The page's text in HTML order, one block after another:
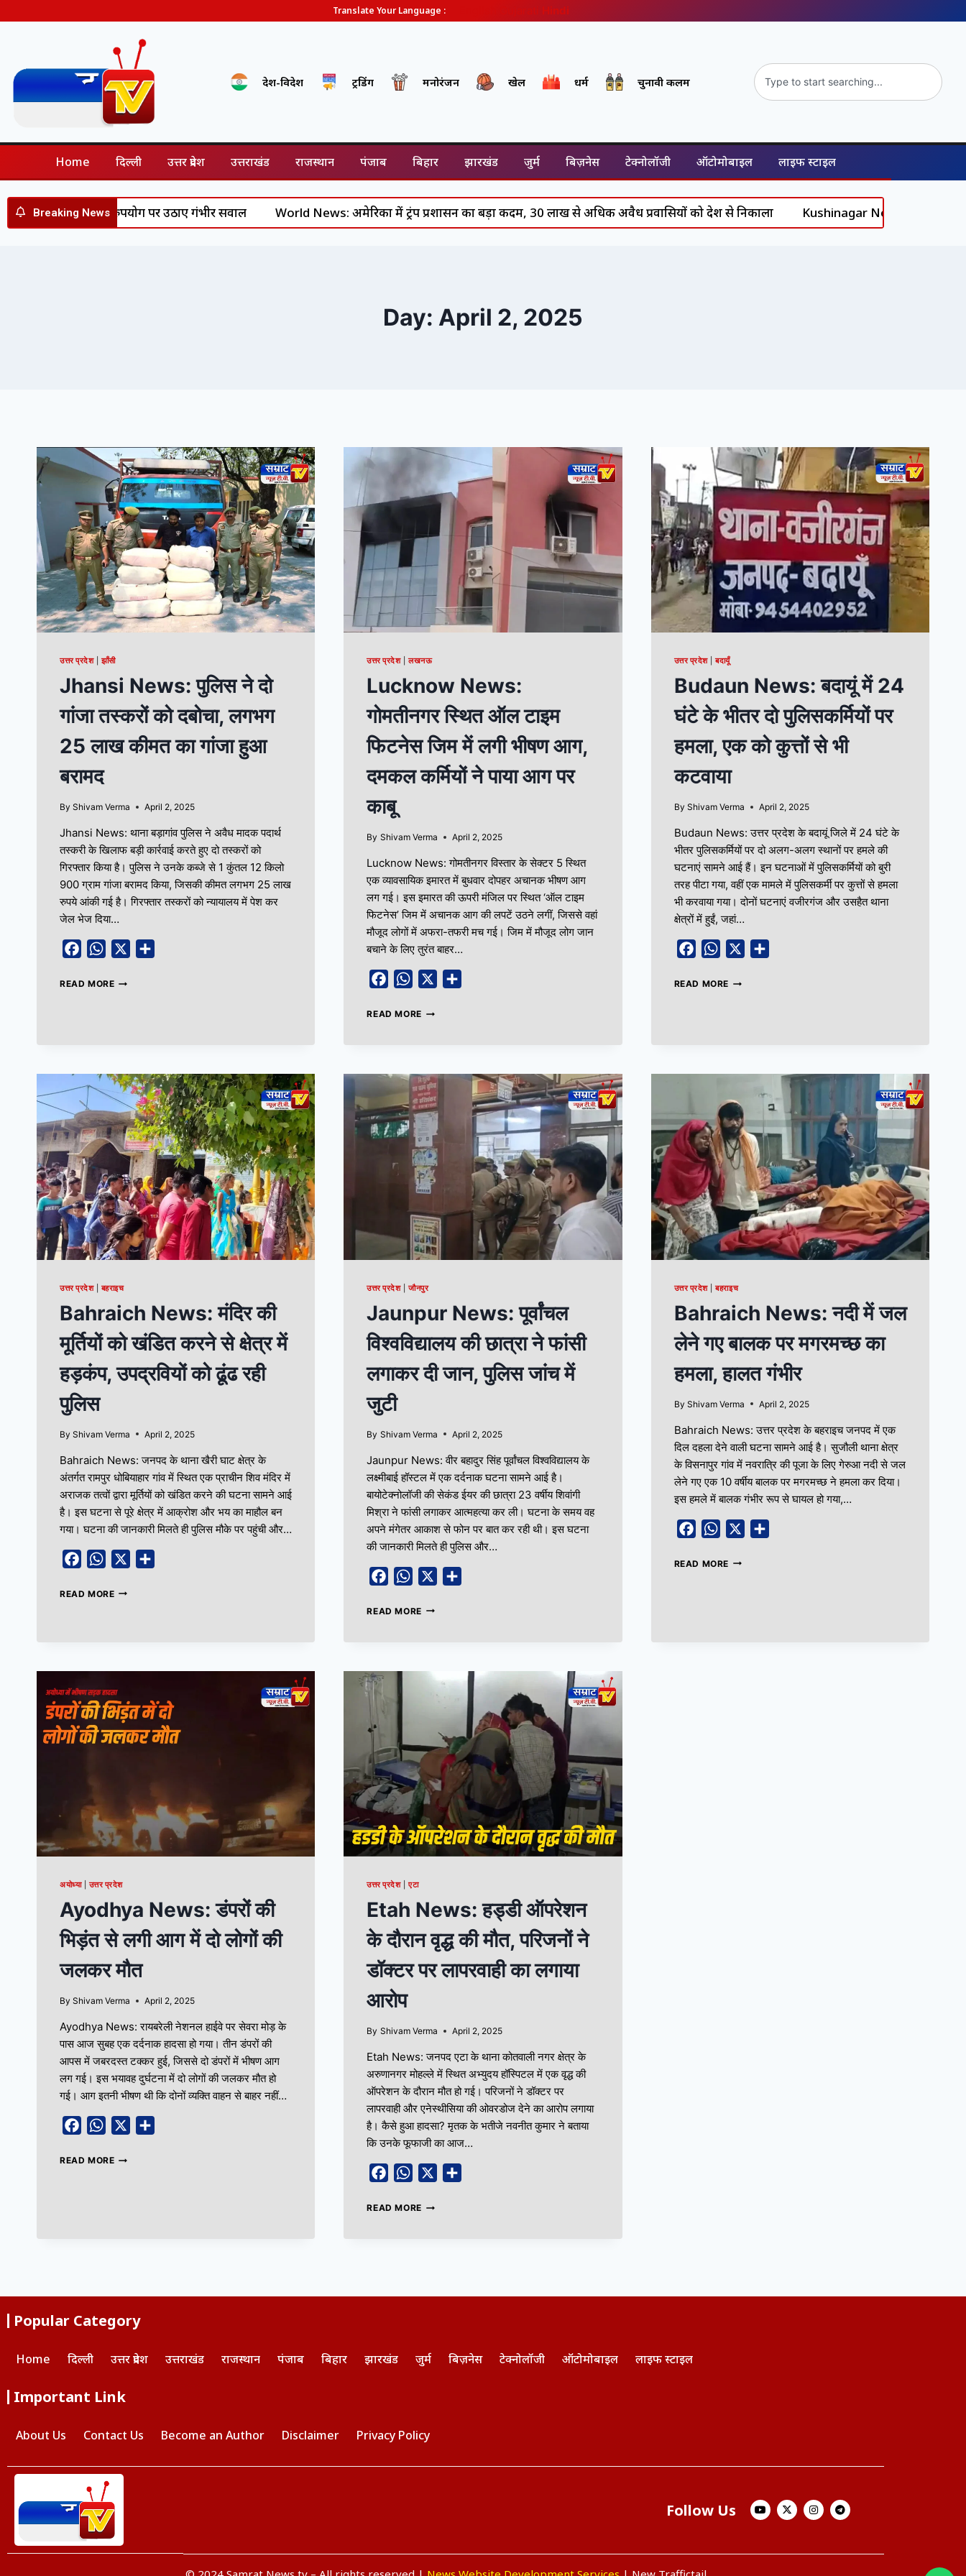
Translate Your Language : Hindi
देश-विदेश ट्रेंडिंग मनोरंजन खेल धर्म चुनावी कलम
Home दिल्ली उत्तर प्रदेश उत्तराखंड राजस्थान पंजाब बिहार झारखंड जुर्म बिज़नेस टेक्नोलॉजी ऑटोमोबाइल लाइफ स्टाइल
Breaking News
के दुरुपयोग पर उठाए गंभीर सवाल World News: अमेरिका में ट्रंप प्रशासन का बड़ा कदम, 30 लाख से अधिक अवैध प्रवासियों को देश से निकाला Kushinagar News: 35 वर्षों की उत्कृष्ट सेवा
Day: April 2, 2025
उत्तर प्रदेश|झाँसी
Jhansi News: पुलिस ने दो
गांजा तस्करों को दबोचा, लगभग
25 लाख कीमत का गांजा हुआ
बरामद
By Shivam Verma April 2, 2025
Jhansi News: थाना बड़ागांव पुलिस ने अवैध मादक पदार्थ
तस्करी के खिलाफ बड़ी कार्रवाई करते हुए दो तस्करों को
गिरफ्तार किया है। पुलिस ने उनके कब्जे से 1 कुंतल 12 किलो
900 ग्राम गांजा बरामद किया, जिसकी कीमत लगभग 25 लाख
रुपये आंकी गई है। गिरफ्तार तस्करों को न्यायालय में पेश कर
जेल भेज दिया…
FacebookWhatsApp
READ MORE
उत्तर प्रदेश|लखनऊ
Lucknow News:
गोमतीनगर स्थित ऑल टाइम
फिटनेस जिम में लगी भीषण आग,
दमकल कर्मियों ने पाया आग पर
काबू
By Shivam Verma April 2, 2025
Lucknow News: गोमतीनगर विस्तार के सेक्टर 5 स्थित
एक व्यावसायिक इमारत में बुधवार दोपहर अचानक भीषण आग
लग गई। इस इमारत की ऊपरी मंजिल पर स्थित ‘ऑल टाइम
फिटनेस’ जिम में अचानक आग की लपटें उठने लगीं, जिससे वहां
मौजूद लोगों में अफरा-तफरी मच गई। जिम में मौजूद लोग जान
बचाने के लिए तुरंत बाहर…
FacebookWhatsApp
READ MORE
उत्तर प्रदेश|बदायूँ
Budaun News: बदायूं में 24
घंटे के भीतर दो पुलिसकर्मियों पर
हमला, एक को कुत्तों से भी
कटवाया
By Shivam Verma April 2, 2025
Budaun News: उत्तर प्रदेश के बदायूं जिले में 24 घंटे के
भीतर पुलिसकर्मियों पर दो अलग-अलग स्थानों पर हमले की
घटनाएं सामने आई हैं। इन घटनाओं में पुलिसकर्मियों को बुरी
तरह पीटा गया, वहीं एक मामले में पुलिसकर्मी पर कुत्तों से हमला
भी करवाया गया। दोनों घटनाएं वजीरगंज और उसहैत थाना
क्षेत्रों में हुईं, जहां…
FacebookWhatsApp
READ MORE
उत्तर प्रदेश|बहराइच
Bahraich News: मंदिर की
मूर्तियों को खंडित करने से क्षेत्र में
हड़कंप, उपद्रवियों को ढूंढ रही
पुलिस
By Shivam Verma April 2, 2025
Bahraich News: जनपद के थाना खैरी घाट क्षेत्र के
अंतर्गत रामपुर धोबियाहार गांव में स्थित एक प्राचीन शिव मंदिर में
अराजक तत्वों द्वारा मूर्तियों को खंडित करने की घटना सामने आई
है। इस घटना से पूरे क्षेत्र में आक्रोश और भय का माहौल बन
गया। घटना की जानकारी मिलते ही पुलिस मौके पर पहुंची और…
FacebookWhatsApp
READ MORE
उत्तर प्रदेश|जौनपुर
Jaunpur News: पूर्वांचल
विश्वविद्यालय की छात्रा ने फांसी
लगाकर दी जान, पुलिस जांच में
जुटी
By Shivam Verma April 2, 2025
Jaunpur News: वीर बहादुर सिंह पूर्वांचल विश्वविद्यालय के
लक्ष्मीबाई हॉस्टल में एक दर्दनाक घटना सामने आई है।
बायोटेक्नोलॉजी की सेकंड ईयर की छात्रा 23 वर्षीय शिवांगी
मिश्रा ने फांसी लगाकर आत्महत्या कर ली। घटना के समय वह
अपने मंगेतर आकाश से फोन पर बात कर रही थी। इस घटना
की जानकारी मिलते ही पुलिस और…
FacebookWhatsApp
READ MORE
उत्तर प्रदेश|बहराइच
Bahraich News: नदी में जल
लेने गए बालक पर मगरमच्छ का
हमला, हालत गंभीर
By Shivam Verma April 2, 2025
Bahraich News: उत्तर प्रदेश के बहराइच जनपद में एक
दिल दहला देने वाली घटना सामने आई है। सुजौली थाना क्षेत्र
के विसनापुर गांव में नवरात्रि की पूजा के लिए गेरुआ नदी से जल
लेने गए एक 10 वर्षीय बालक पर मगरमच्छ ने हमला कर दिया।
इस हमले में बालक गंभीर रूप से घायल हो गया,…
FacebookWhatsApp
READ MORE
अयोध्या|उत्तर प्रदेश
Ayodhya News: डंपरों की
भिड़ंत से लगी आग में दो लोगों की
जलकर मौत
By Shivam Verma April 2, 2025
Ayodhya News: रायबरेली नेशनल हाईवे पर सेवरा मोड़ के
पास आज सुबह एक दर्दनाक हादसा हो गया। तीन डंपरों की
आपस में जबरदस्त टक्कर हुई, जिससे दो डंपरों में भीषण आग
लग गई। इस भयावह दुर्घटना में दो लोगों की जलकर मौत हो
गई। आग इतनी भीषण थी कि दोनों व्यक्ति वाहन से बाहर नहीं…
FacebookWhatsApp
READ MORE
उत्तर प्रदेश|एटा
Etah News: हड्डी ऑपरेशन
के दौरान वृद्ध की मौत, परिजनों ने
डॉक्टर पर लापरवाही का लगाया
आरोप
By Shivam Verma April 2, 2025
Etah News: जनपद एटा के थाना कोतवाली नगर क्षेत्र के
अरुणानगर मोहल्ले में स्थित अभ्युदय हॉस्पिटल में एक वृद्ध की
ऑपरेशन के दौरान मौत हो गई। परिजनों ने डॉक्टर पर
लापरवाही और एनेस्थीसिया की ओवरडोज देने का आरोप लगाया
है। कैसे हुआ हादसा? मृतक के भतीजे नवनीत कुमार ने बताया
कि उनके फूफाजी का आज…
FacebookWhatsApp
READ MORE
Popular Category
Home दिल्ली उत्तर प्रदेश उत्तराखंड राजस्थान पंजाब बिहार झारखंड जुर्म बिज़नेस टेक्नोलॉजी ऑटोमोबाइल लाइफ स्टाइल
Important Link
About Us Contact Us Become an Author Disclaimer Privacy Policy
Follow Us